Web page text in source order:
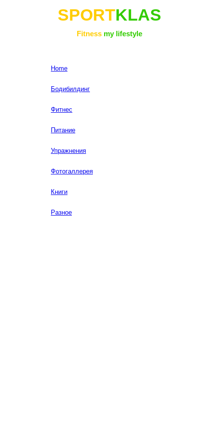
SPORTKLAS
Fitness my lifestyle
Home
Бодибилдинг
Фитнес
Питание
Упражнения
Фотогаллерея
Книги
Разное